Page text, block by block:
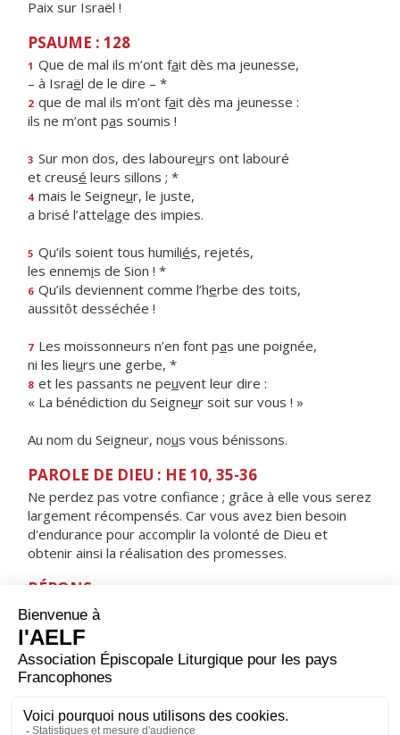
Paix sur Israël !
PSAUME : 128
1 Que de mal ils m’ont fait dès ma jeunesse,
– à Israël de le dire – *
2 que de mal ils m’ont fait dès ma jeunesse :
ils ne m’ont pas soumis !
3 Sur mon dos, des laboureurs ont labouré
et creusé leurs sillons ; *
4 mais le Seigneur, le juste,
a brisé l’attelage des impies.
5 Qu’ils soient tous humiliés, rejetés,
les ennemis de Sion ! *
6 Qu’ils deviennent comme l’herbe des toits,
aussitôt desséchée !
7 Les moissonneurs n’en font pas une poignée,
ni les lieurs une gerbe, *
8 et les passants ne peuvent leur dire :
« La bénédiction du Seigneur soit sur vous ! »
Au nom du Seigneur, nous vous bénissons.
PAROLE DE DIEU : HE 10, 35-36
Ne perdez pas votre confiance ; grâce à elle vous serez
largement récompensés. Car vous avez bien besoin
d'endurance pour accomplir la volonté de Dieu et
obtenir ainsi la réalisation des promesses.
RÉPONS
V/ Le sacrifice qui plaît à Dieu, c'est un esprit brisé :
ne repousse pas, mon Dieu, un cœur brisé, broyé.
ORAISON
Que ta grâce inspire notre action, Seigneur, et la
prennent leur source en toi et reçoivent de toi leur